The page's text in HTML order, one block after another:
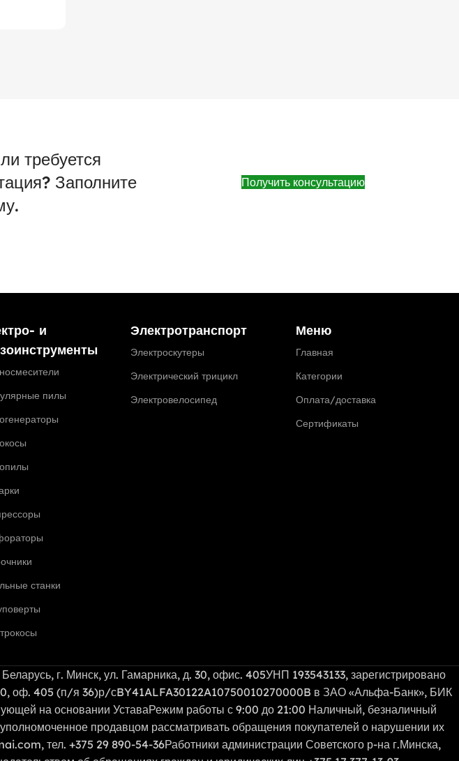
требуется
Заполните
Получить консультацию
и
пилы
станки
Электротранспорт
Электроскутеры
Электрический трицикл
Электровелосипед
Меню
Главная
Категории
Оплата/доставка
Сертификаты
г. Минск, ул. Гамарника, д. 30, офис. 405УНП 193543133, зарегистрировано
оф. 405 (п/я 36)р/сBY41ALFA30122A10750010270000B в ЗАО «Альфа-Банк», БИК
на основании УставаРежим работы с 9:00 до 21:00 Наличный, безналичный
продавцом рассматривать обращения покупателей о нарушении их
тел. +375 29 890-54-36Работники администрации Советского р-на г.Минска,